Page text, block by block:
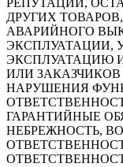
РЕПУТАЦИИ,
ДРУГИХ
АВАРИЙНОГО
ЭКСПЛУАТАЦИИ,
ЭКСПЛУАТАЦИЮ
ИЛИ
НАРУШЕНИЯ
ГАРАНТИЙНЫЕ
НЕБРЕЖНОСТЬ,